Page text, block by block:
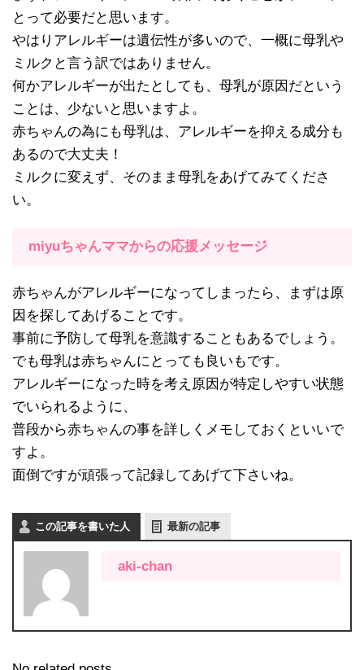
とって必要だと思います。
やはりアレルギーは遺伝性が多いので、一概に母乳や
ミルクと言う訳ではありません。
何かアレルギーが出たとしても、母乳が原因だという
ことは、少ないと思いますよ。
赤ちゃんの為にも母乳は、アレルギーを抑える成分も
あるので大丈夫！
ミルクに変えず、そのまま母乳をあげてみてくださ
い。
miyuちゃんママからの応援メッセージ
赤ちゃんがアレルギーになってしまったら、まずは原
因を探してあげることです。
事前に予防して母乳を意識することもあるでしょう。
でも母乳は赤ちゃんにとっても良いもです。
アレルギーになった時を考え原因が特定しやすい状態
でいられるように、
普段から赤ちゃんの事を詳しくメモしておくといいで
すよ。
面倒ですが頑張って記録してあげて下さいね。
この記事を書いた人 最新の記事
aki-chan